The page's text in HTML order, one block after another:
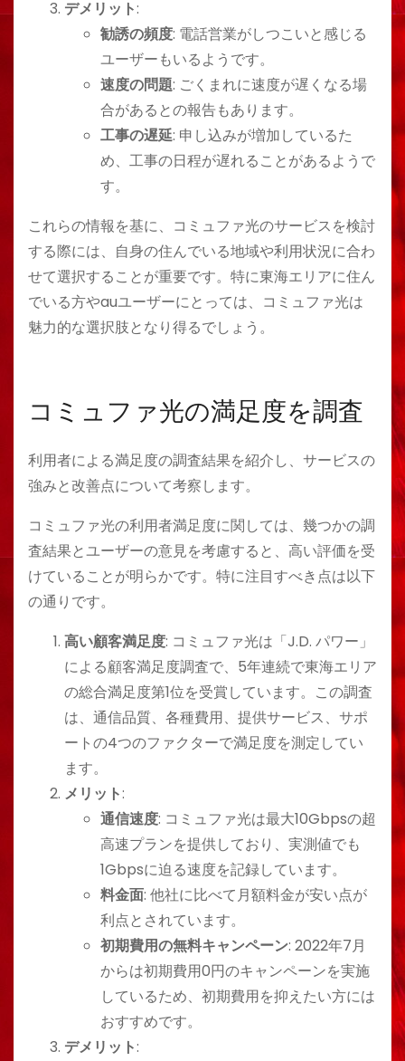
デメリット:
勧誘の頻度: 電話営業がしつこいと感じる
ユーザーもいるようです​​。
速度の問題: ごくまれに速度が遅くなる場
合があるとの報告もあります​​。
工事の遅延: 申し込みが増加しているた
め、工事の日程が遅れることがあるようで
す​​。
これらの情報を基に、コミュファ光のサービスを検討
する際には、自身の住んでいる地域や利用状況に合わ
せて選択することが重要です。特に東海エリアに住ん
でいる方やauユーザーにとっては、コミュファ光は
魅力的な選択肢となり得るでしょう。
コミュファ光の満足度を調査
利用者による満足度の調査結果を紹介し、サービスの
強みと改善点について考察します。
コミュファ光の利用者満足度に関しては、幾つかの調
査結果とユーザーの意見を考慮すると、高い評価を受
けていることが明らかです。特に注目すべき点は以下
の通りです。
高い顧客満足度: コミュファ光は「J.D. パワー」
による顧客満足度調査で、5年連続で東海エリア
の総合満足度第1位を受賞しています。この調査
は、通信品質、各種費用、提供サービス、サポ
ートの4つのファクターで満足度を測定してい
ます​​。
メリット:
通信速度: コミュファ光は最大10Gbpsの超
高速プランを提供しており、実測値でも
1Gbpsに迫る速度を記録しています​​。
料金面: 他社に比べて月額料金が安い点が
利点とされています​​。
初期費用の無料キャンペーン: 2022年7月
からは初期費用0円のキャンペーンを実施
しているため、初期費用を抑えたい方には
おすすめです​​。
デメリット: